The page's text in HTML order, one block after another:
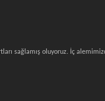
sağlamış oluyoruz. İç